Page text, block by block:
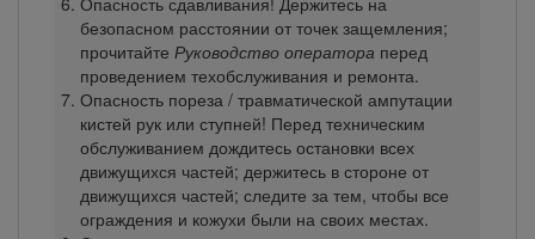
безопасном расстоянии от точек защемления;
прочитайте Руководство оператора перед
проведением техобслуживания и ремонта.
Опасность пореза / травматической ампутации
кистей рук или ступней! Перед техническим
обслуживанием дождитесь остановки всех
движущихся частей; держитесь в стороне от
движущихся частей; следите за тем, чтобы все
ограждения и кожухи были на своих местах.